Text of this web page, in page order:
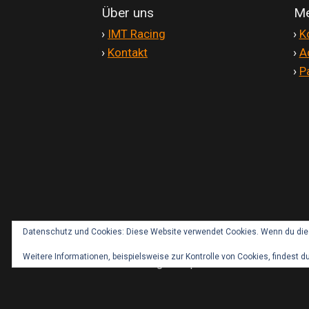
Über uns
› IMT Racing
› Kontakt
›
›
›
Datenschutz und Cookies: Diese Website verwendet Cookies. Wenn du
Weitere Informationen, beispielsweise zur Kontrolle von Cookies, findest
© IMT-Fairings Shop 2026